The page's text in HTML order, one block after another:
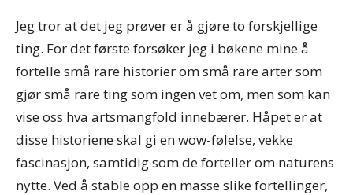
Jeg tror at det jeg prøver er å gjøre to forskjellige
ting. For det første forsøker jeg i bøkene mine å
fortelle små rare historier om små rare arter som
gjør små rare ting som ingen vet om, men som kan
vise oss hva artsmangfold innebærer. Håpet er at
disse historiene skal gi en wow-følelse, vekke
fascinasjon, samtidig som de forteller om naturens
nytte. Ved å stable opp en masse slike fortellinger,